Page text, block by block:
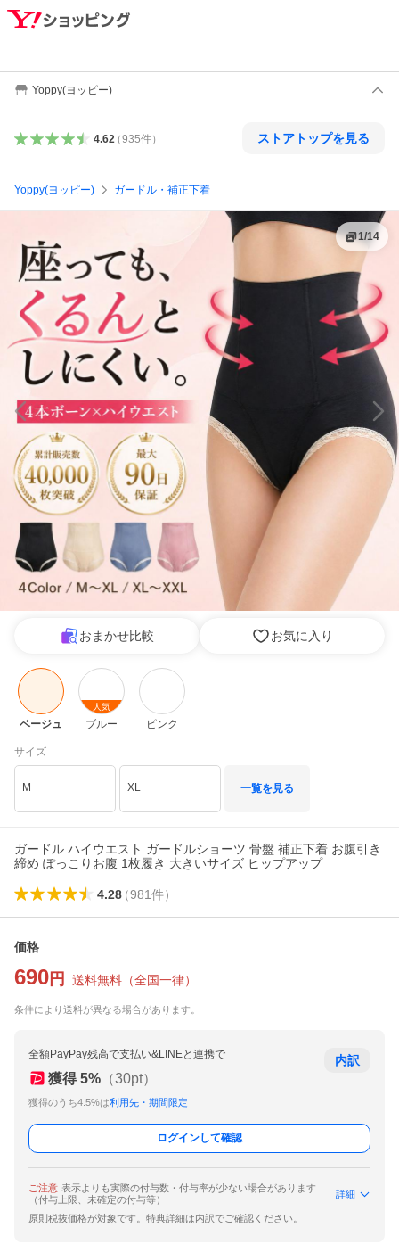
Yoppy(ヨッピー)
4.62（935件） ストアトップを見る
Yoppy(ヨッピー) ガードル・補正下着
1/14
おまかせ比較 お気に入り
ベージュ
人気
ブルー ピンク
サイズ
M XL 一覧を見る
ガードル ハイウエスト ガードルショーツ 骨盤 補正下着 お腹引き
締め ぽっこりお腹 1枚履き 大きいサイズ ヒップアップ
4.28（981件）
価格
690 円 送料無料 （全国一律）
条件により送料が異なる場合があります。
全額PayPay残高で支払い&LINEと連携で
獲得 5% （30pt）
獲得のうち4.5%は利用先・期間限定
内訳
ログインして確認
ご注意 表示よりも実際の付与数・付与率が少ない場合があります
（付与上限、未確定の付与等）
詳細
原則税抜価格が対象です。特典詳細は内訳でご確認ください。